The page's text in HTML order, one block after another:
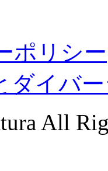
ポリシー
ダイバ
All